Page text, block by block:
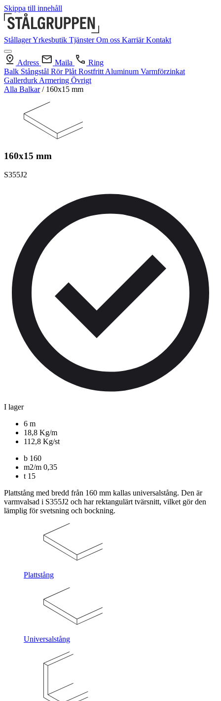
Skippa till innehåll
StållagerYrkesbutik TjänsterOm oss KarriärKontakt
Adress Maila
Ring
Balk Stångstål RörPlåt Rostfritt Aluminum Varmförzinkat
Gallerdurk Armering Övrigt
Alla Balkar / 160x15 mm
160x15 mm
S355J2
I lager
6 m
18,8 Kg/m
112,8 Kg/st
b 160
m2/m 0,35
t 15
Plattstång med bredd från 160 mm kallas universalstång. Den är
varmvalsad i S355J2 och har rektangulärt tvärsnitt, vilket gör den
lämplig för svetsning och bockning.
Plattstång
Universalstång